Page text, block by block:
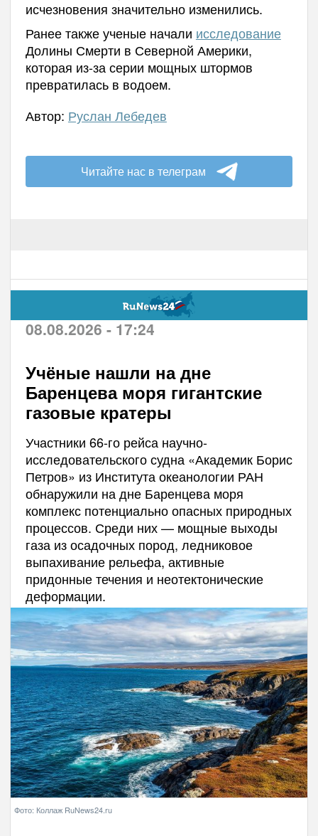
исчезновения значительно изменились.
Ранее также ученые начали исследование
Долины Смерти в Северной Америки,
которая из-за серии мощных штормов
превратилась в водоем.
Автор: Руслан Лебедев
Читайте нас в телеграм
08.08.2026 - 17:24
Учёные нашли на дне
Баренцева моря гигантские
газовые кратеры
Участники 66-го рейса научно-
исследовательского судна «Академик Борис
Петров» из Института океанологии РАН
обнаружили на дне Баренцева моря
комплекс потенциально опасных природных
процессов. Среди них — мощные выходы
газа из осадочных пород, ледниковое
выпахивание рельефа, активные
придонные течения и неотектонические
деформации.
Фото: Коллаж RuNews24.ru